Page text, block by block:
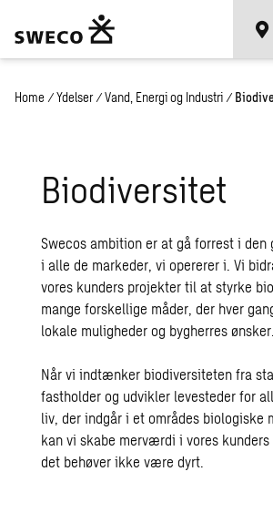
Home / Ydelser / Vand, Energi og Industri /
Biodiversitet
Swecos ambition er at gå forrest i den
i alle de markeder, vi opererer i. Vi
vores kunders projekter til at styrke
mange forskellige måder, der hver
lokale muligheder og bygherres ønsker.
Når vi indtænker biodiversiteten fra
fastholder og udvikler levesteder for
liv, der indgår i et områdes biologiske
kan vi skabe merværdi i vores
det behøver ikke være dyrt.